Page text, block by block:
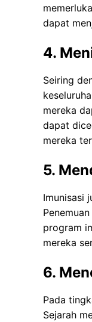
dapat
4.
Seiring
mereka
dapat
mereka
5.
Imunisasi
program
mereka
6.
Pada
Sejarah